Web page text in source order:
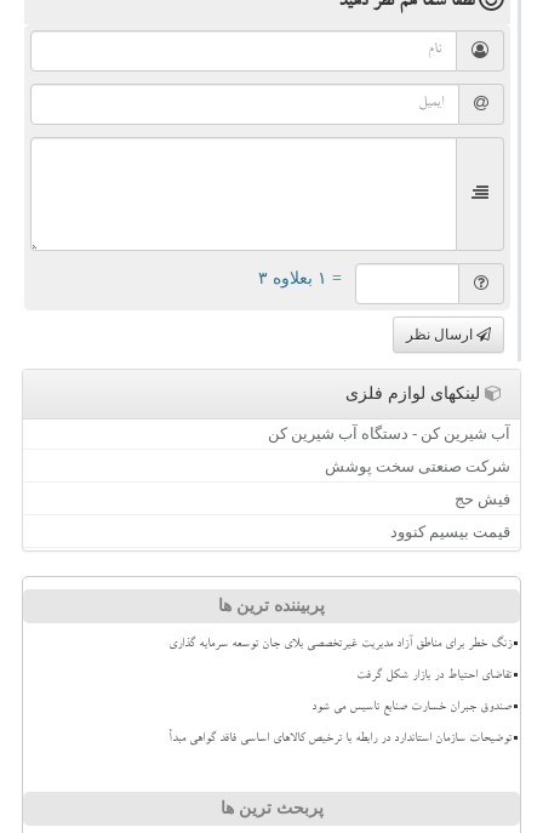
= ۱ بعلاوه ۳
ارسال نظر
لینکهای لوازم فلزی
آب شیرین کن - دستگاه آب شیرین کن
شرکت صنعتی سخت پوشش
فیش حج
قیمت بیسیم کنوود
پربیننده ترین ها
زنگ خطر برای مناطق آزاد مدیریت غیرتخصصی بلای جان توسعه سرمایه گذاری
تقاضای احتیاط در بازار شکل گرفت
صندوق جبران خسارت صنایع تاسیس می شود
توضیحات سازمان استاندارد در رابطه با ترخیص کالاهای اساسی فاقد گواهی مبدأ
پربحث ترین ها